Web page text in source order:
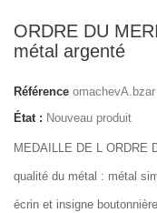
ORDRE DU
métal argenté
Référence omachevA.bzar
État : Nouveau produit
MEDAILLE DE L ORDRE
qualité du métal : métal
écrin et insigne